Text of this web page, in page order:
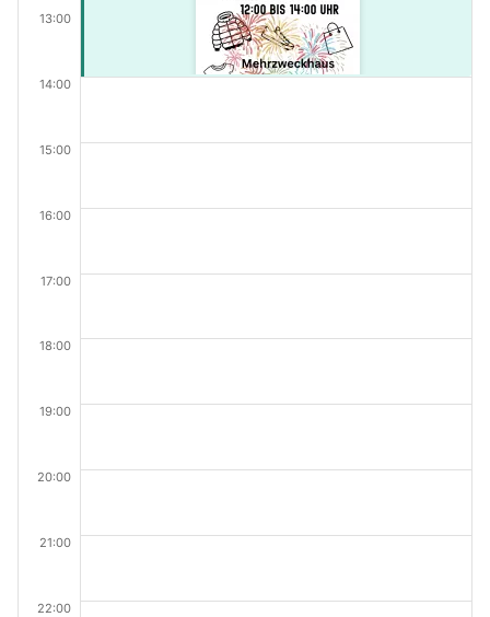
13:00
14:00
15:00
16:00
17:00
18:00
19:00
20:00
21:00
22:00